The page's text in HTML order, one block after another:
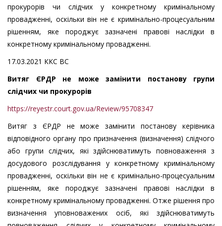
прокурорів чи слідчих у конкретному кримінальному
провадженні, оскільки він не є кримінально-процесуальним
рішенням, яке породжує зазначені правові наслідки в
конкретному кримінальному провадженні.
17.03.2021 ККС ВС
Витяг ЄРДР не може замінити постанову групи
слідчих чи прокурорів
https://reyestr.court.gov.ua/Review/95708347
Витяг з ЄРДР не може замінити постанову керівника
відповідного органу про призначення (визначення) слідчого
або групи слідчих, які здійснюватимуть повноваження з
досудового розслідування у конкретному кримінальному
провадженні, оскільки він не є кримінально-процесуальним
рішенням, яке породжує зазначені правові наслідки в
конкретному кримінальному провадженні. Отже рішення про
визначення уповноважених осіб, які здійснюватимуть